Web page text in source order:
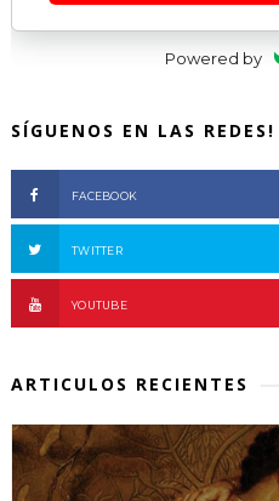
Powered by
SÍGUENOS EN LAS REDES!
FACEBOOK
TWITTER
YOUTUBE
ARTICULOS RECIENTES